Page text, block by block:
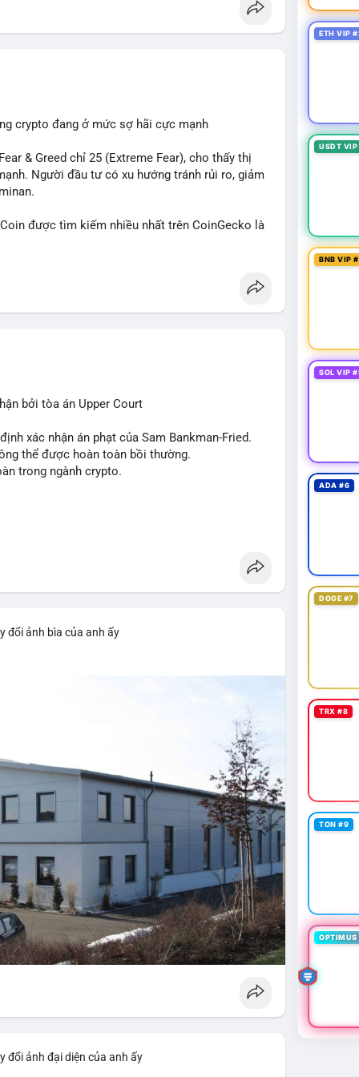
crypto đang ở mức sợ hãi cực mạnh
& Greed chỉ 25 (Extreme Fear), cho thấy thị
Người đầu tư có xu hướng tránh rủi ro, giảm
được tìm kiếm nhiều nhất trên CoinGecko là
nhật minh anh' và 'tô lâm' được nhắc đến
Các bài đăng trên Binance Square tập trung
mở rộng vào Saudi Arabia và báo cáo về
quốc tế cũng nhấn mạnh sự động chảy của thị
trường hiện tại rất tiêu cực do sợ hãi cao,
hướng từ các nguồn tin uy tín.
bởi tòa án Upper Court
xác nhận án phạt của Sam Bankman-Fried.
thể được hoàn toàn bồi thường.
trong ngành crypto.
đổi ảnh bìa của anh ấy
đổi ảnh đại diện của anh ấy
ETH VIP
USDT
BNB VIP
SOL VIP
ADA #6
DOGE #7
TRX #8
TON #9
OPTIMUS